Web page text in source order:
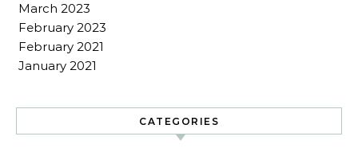
March 2023
February 2023
February 2021
January 2021
CATEGORIES